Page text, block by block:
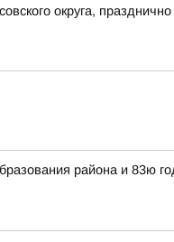
округа,
района и 83ю